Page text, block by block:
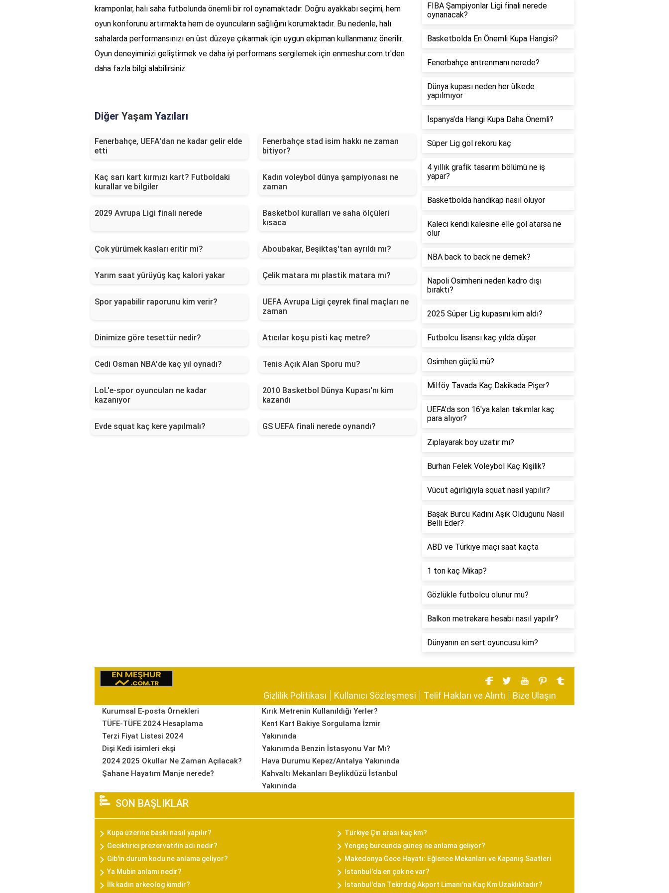
kramponlar, halı saha futbolunda önemli bir rol oynamaktadır. Doğru ayakkabı seçimi, hem
oyun konforunu artırmakta hem de oyuncuların sağlığını korumaktadır. Bu nedenle, halı
sahalarda performansınızı en üst düzeye çıkarmak için uygun ekipman kullanmanız önerilir.
Oyun deneyiminizi geliştirmek ve daha iyi performans sergilemek için enmeshur.com.tr'den
daha fazla bilgi alabilirsiniz.
Diğer Yaşam Yazıları
Fenerbahçe, UEFA'dan ne kadar gelir elde
etti
Fenerbahçe stad isim hakkı ne zaman
bitiyor?
Kaç sarı kart kırmızı kart? Futboldaki
kurallar ve bilgiler
Kadın voleybol dünya şampiyonası ne
zaman
2029 Avrupa Ligi finali nerede
Basketbol kuralları ve saha ölçüleri
kısaca
Çok yürümek kasları eritir mi? Aboubakar, Beşiktaş'tan ayrıldı mı?
Yarım saat yürüyüş kaç kalori yakar Çelik matara mı plastik matara mı?
Spor yapabilir raporunu kim verir?
UEFA Avrupa Ligi çeyrek final maçları ne
zaman
Dinimize göre tesettür nedir? Atıcılar koşu pisti kaç metre?
Cedi Osman NBA'de kaç yıl oynadı? Tenis Açık Alan Sporu mu?
LoL'e-spor oyuncuları ne kadar
kazanıyor
2010 Basketbol Dünya Kupası'nı kim
kazandı
Evde squat kaç kere yapılmalı? GS UEFA finali nerede oynandı?
FIBA Şampiyonlar Ligi finali nerede
oynanacak?
Basketbolda En Önemli Kupa Hangisi?
Fenerbahçe antrenmanı nerede?
Dünya kupası neden her ülkede
yapılmıyor
İspanya'da Hangi Kupa Daha Önemli?
Süper Lig gol rekoru kaç
4 yıllık grafik tasarım bölümü ne iş
yapar?
Basketbolda handikap nasıl oluyor
Kaleci kendi kalesine elle gol atarsa ne
olur
NBA back to back ne demek?
Napoli Osimheni neden kadro dışı
bıraktı?
2025 Süper Lig kupasını kim aldı?
Futbolcu lisansı kaç yılda düşer
Osimhen güçlü mü?
Milföy Tavada Kaç Dakikada Pişer?
UEFA'da son 16'ya kalan takımlar kaç
para alıyor?
Zıplayarak boy uzatır mı?
Burhan Felek Voleybol Kaç Kişilik?
Vücut ağırlığıyla squat nasıl yapılır?
Başak Burcu Kadını Aşık Olduğunu Nasıl
Belli Eder?
ABD ve Türkiye maçı saat kaçta
1 ton kaç Mikap?
Gözlükle futbolcu olunur mu?
Balkon metrekare hesabı nasıl yapılır?
Dünyanın en sert oyuncusu kim?
Gizlilik Politikası Kullanıcı Sözleşmesi Telif Hakları ve Alıntı Bize Ulaşın
Kurumsal E-posta Örnekleri
TÜFE-TÜFE 2024 Hesaplama
Terzi Fiyat Listesi 2024
Dişi Kedi isimleri ekşi
2024 2025 Okullar Ne Zaman Açılacak?
Şahane Hayatım Manje nerede?
Kırık Metrenin Kullanıldığı Yerler?
Kent Kart Bakiye Sorgulama İzmir
Yakınında
Yakınımda Benzin İstasyonu Var Mı?
Hava Durumu Kepez/Antalya Yakınında
Kahvaltı Mekanları Beylikdüzü İstanbul
Yakınında
SON BAŞLIKLAR
Kupa üzerine baskı nasıl yapılır?
Türkiye Çin arası kaç km?
Geciktirici prezervatifin adı nedir?
Yengeç burcunda güneş ne anlama geliyor?
Gib'in durum kodu ne anlama geliyor?
Makedonya Gece Hayatı: Eğlence Mekanları ve Kapanış Saatleri
Ya Mubin anlamı nedir?
İstanbul'da en çok ne var?
İlk kadın arkeolog kimdir?
İstanbul'dan Tekirdağ Akport Limanı'na Kaç Km Uzaklıktadır?